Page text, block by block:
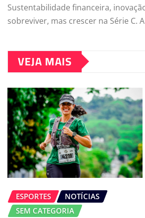
Sustentabilidade financeira,
sobreviver, mas crescer na Série C.
VEJA MAIS
ESPORTES
NOTÍCIAS
SEM CATEGORIA